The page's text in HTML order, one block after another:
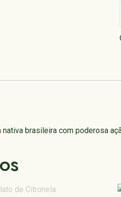
nativa brasileira com poderosa